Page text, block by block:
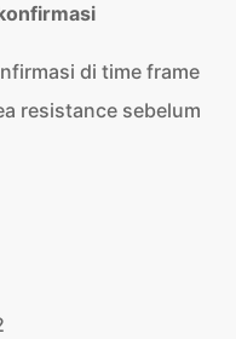
di time frame
resistance sebelum